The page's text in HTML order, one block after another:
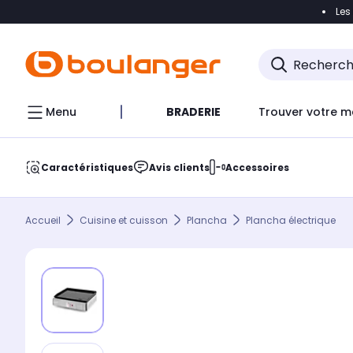
Accéder
Menu BRADERIE Trouver votre
Caractéristiques Avis clients Accessoires
Accueil Cuisine et cuisson Plancha Plancha électrique